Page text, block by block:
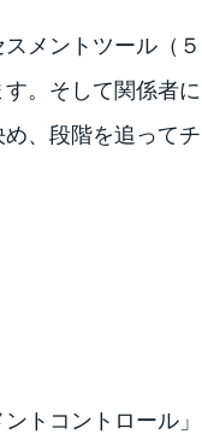
メントツール（
。そして関係者
、段階を追って
トコントロール